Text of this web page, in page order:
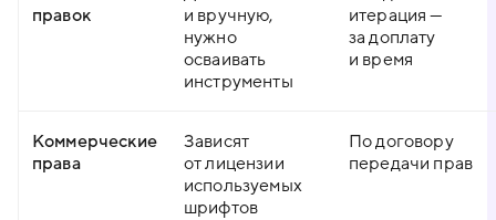
правок
и вручную,
нужно
осваивать
инструменты
итерация —
за доплату
и время
Коммерческие
права
Зависят
от лицензии
используемых
шрифтов
По договору
передачи прав